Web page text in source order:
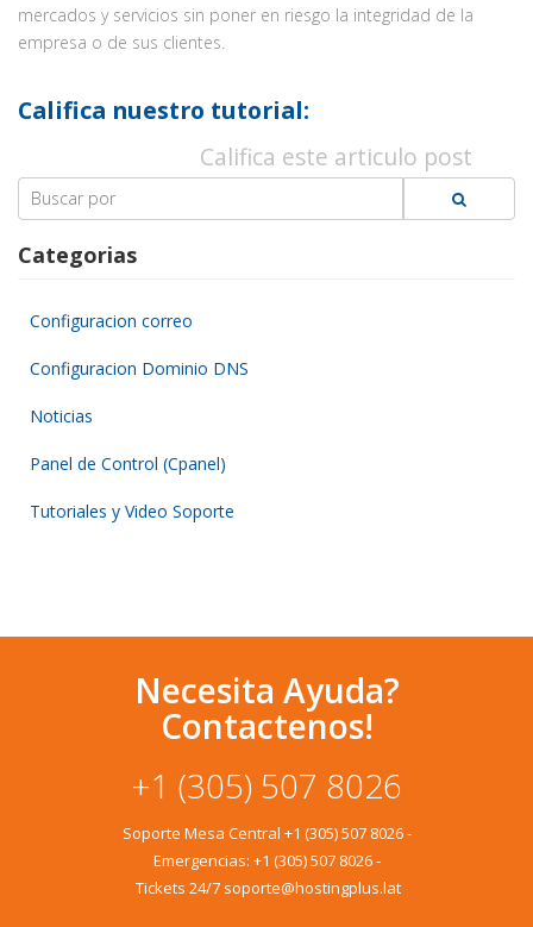
mercados y servicios sin poner en riesgo la integridad de la
empresa o de sus clientes.
Califica nuestro tutorial:
Califica este articulo post
Search
for:
Categorias
Configuracion correo
Configuracion Dominio DNS
Noticias
Panel de Control (Cpanel)
Tutoriales y Video Soporte
Necesita Ayuda?
Contactenos!
+1 (305) 507 8026
Soporte Mesa Central +1 (305) 507 8026-
Emergencias: +1 (305) 507 8026-
Tickets 24/7 soporte@hostingplus.lat